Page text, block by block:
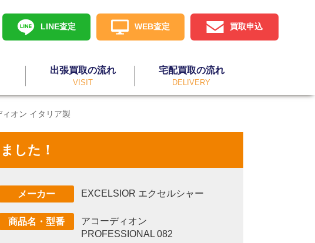
LINE査定 WEB査定 買取申込
出張買取の流れ
VISIT
宅配買取の流れ
DELIVERY
オン イタリア製
した！
メーカー EXCELSIOR エクセルシャー
商品名・型番
アコーディオン
PROFESSIONAL 082